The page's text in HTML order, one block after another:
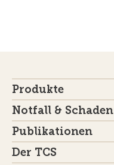
Produkte
Notfall & Schaden
Publikationen
Der TCS